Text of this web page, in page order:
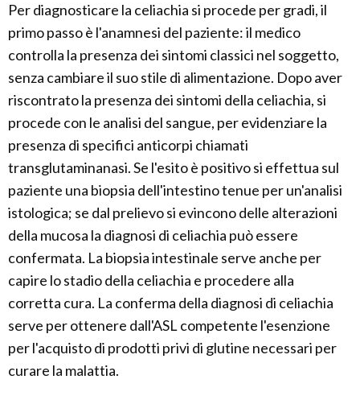
Per diagnosticare la celiachia si procede per gradi, il
primo passo è l'anamnesi del paziente: il medico
controlla la presenza dei sintomi classici nel soggetto,
senza cambiare il suo stile di alimentazione. Dopo aver
riscontrato la presenza dei sintomi della celiachia, si
procede con le analisi del sangue, per evidenziare la
presenza di specifici anticorpi chiamati
transglutaminanasi. Se l'esito è positivo si effettua sul
paziente una biopsia dell'intestino tenue per un'analisi
istologica; se dal prelievo si evincono delle alterazioni
della mucosa la diagnosi di celiachia può essere
confermata. La biopsia intestinale serve anche per
capire lo stadio della celiachia e procedere alla
corretta cura. La conferma della diagnosi di celiachia
serve per ottenere dall'ASL competente l'esenzione
per l'acquisto di prodotti privi di glutine necessari per
curare la malattia.